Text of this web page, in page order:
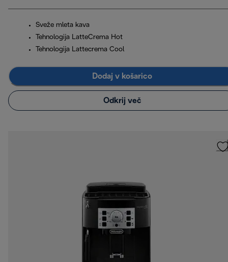
Sveže mleta kava
Tehnologija LatteCrema Hot
Tehnologija Lattecrema Cool
Dodaj v košarico
Odkrij več